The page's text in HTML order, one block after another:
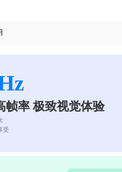
帧率 极致视觉体验
受